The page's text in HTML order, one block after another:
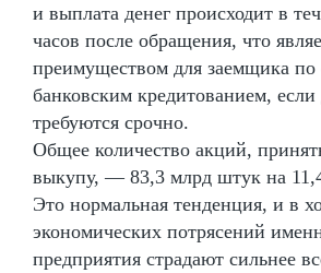
и выплата денег происходит в
часов после обращения, что
преимуществом для заемщика
банковским кредитованием, если
требуются срочно.
Общее количество акций,
выкупу, — 83,3 млрд штук на
Это нормальная тенденция, и в
экономических потрясений
предприятия страдают сильнее